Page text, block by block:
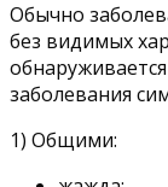
Обычно
без видимых
заболевания
1) Общими: